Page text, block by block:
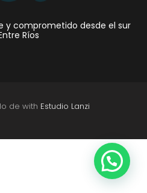
y comprometido desde el sur
Ríos
de with Estudio Lanzi